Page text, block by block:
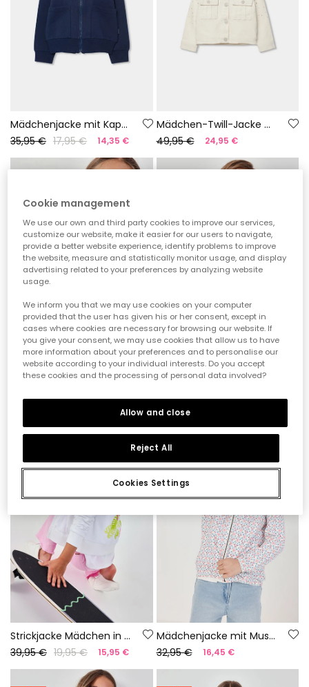
Mädchenjacke mit Kapuze in Marineblau
35,95 € 17,95 € 14,35 €
Mädchen-Twill-Jacke mit glänzenden Details
49,95 €
24,95 €
Mädchenweste aus gestreiftem Baumwollstoff
35,95 € 17,95 € 14,35 €
59,95 €
29,95 €
-60%
Strickjacke Mädchen in Weiß
39,95 € 19,95 € 15,95 €
-50%
Mädchenjacke mit Muster
32,95 €
16,45 €
Cookie management
We use our own and third party cookies to improve our services,
customize our website, make it easier for our users to navigate,
provide a better website experience, identify problems to improve
the website, measure and statistically monitor usage, and display
advertising related to your preferences by analyzing website
usage.
We inform you that we may use cookies on your computer
provided that the user has given his or her consent, except in
cases where cookies are necessary for browsing our website. If
you give your consent, we may use cookies that allow us to have
more information about your preferences and to personalise our
website according to your individual interests. Do you accept
these cookies and the processing of personal data involved?
Cookies Settings
Reject All
Allow and close